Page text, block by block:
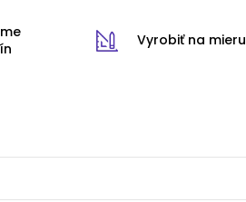
Vyrobiť na mieru